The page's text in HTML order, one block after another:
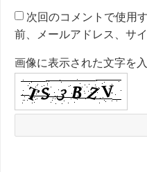
次回のコメントで使用
前、メールアドレス、サ
画像に表示された文字を